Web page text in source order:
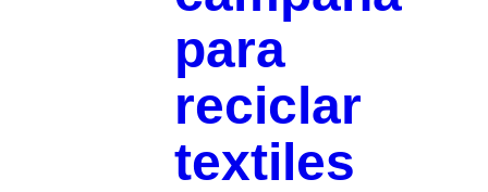
para
reciclar
textiles